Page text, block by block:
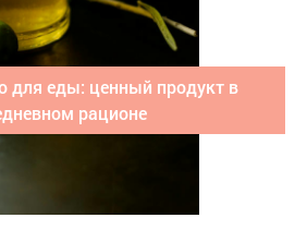
для еды: ценный продукт в
рационе